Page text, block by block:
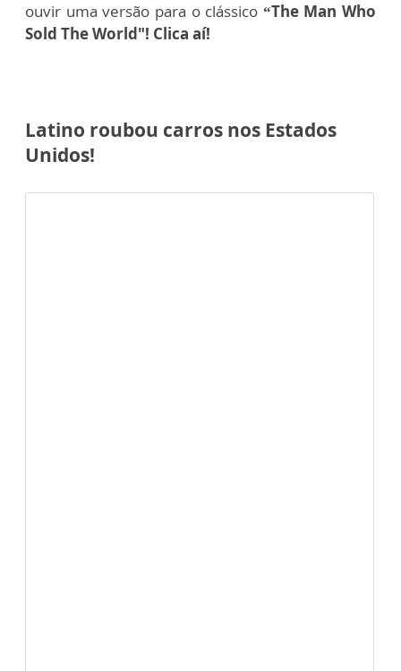
ouvir uma versão para o clássico “The Man Who
Sold The World"! Clica aí!
Latino roubou carros nos Estados
Unidos!